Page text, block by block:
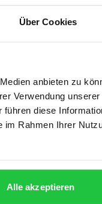
Über Cookies
anbieten zu
Verwendung unserer
diese
im Rahmen Ihrer
Alle akzeptieren
vary at checkout.
Product
Merkmale